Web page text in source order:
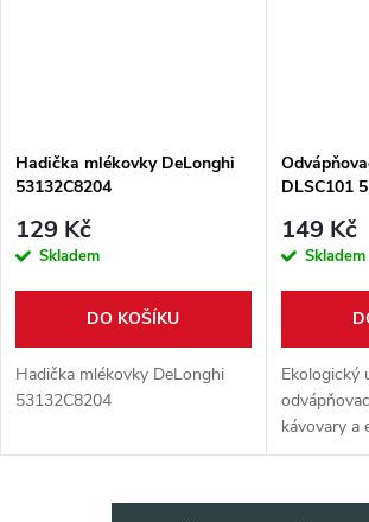
Hadička mlékovky DeLonghi
53132C8204
129 Kč
Skladem
DO KOŠÍKU
Hadička mlékovky DeLonghi
53132C8204
DLSC101
149 Kč
Skladem
Ekologický
kávovary a
Objem 100